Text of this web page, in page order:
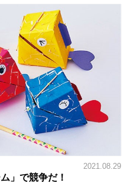
2021.08.29
」で競争だ！